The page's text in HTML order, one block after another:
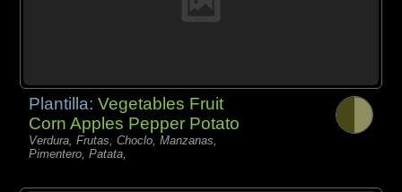
Plantilla:Vegetables Fruit
Corn Apples Pepper Potato
Verdura, Frutas, Choclo, Manzanas,
Pimentero, Patata,